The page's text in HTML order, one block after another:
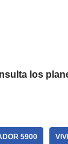
los
5900